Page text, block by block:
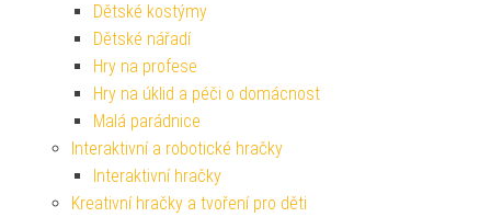
Dětské kostýmy
Dětské nářadí
Hry na profese
Hry na úklid a péči o domácnost
Malá parádnice
Interaktivní a robotické hračky
Interaktivní hračky
Kreativní hračky a tvoření pro děti